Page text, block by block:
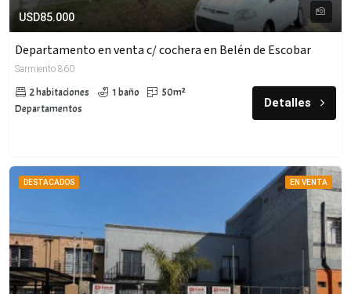
USD85.000
Departamento en venta c/ cochera en Belén de Escobar
Sarmiento 860
2 habitaciones 1 baño
50m²
Departamentos
Detalles
DESTACADOS EN VENTA